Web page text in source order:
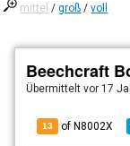
mittel /groß /voll
Beechcraft
Übermitteltvor 17
13 of N8002X